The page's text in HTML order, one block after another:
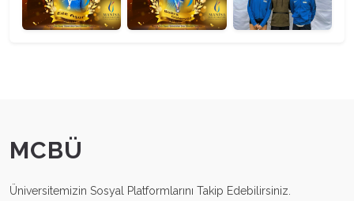
MCBÜ
Üniversitemizin Sosyal Platformlarını Takip Edebilirsiniz.